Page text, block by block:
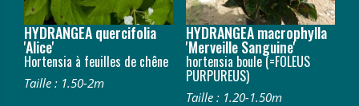
HYDRANGEA quercifolia
'Alice'
Hortensia à feuilles de chêne
Taille : 1.50-2m
HYDRANGEA macrophylla
'Merveille Sanguine'
hortensia boule (=FOLEUS
PURPUREUS)
Taille : 1.20-1.50m